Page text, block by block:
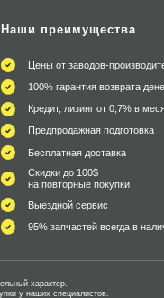
Наши преимущества
Цены от заводов-
100% гарантия возврата
Кредит, лизинг от 0,7% в
Предпродажная подготовка
Бесплатная доставка
Скидки до 100$
на повторные покупки
Выездной сервис
95% запчастей всегда в
характер.
у наших специалистов.